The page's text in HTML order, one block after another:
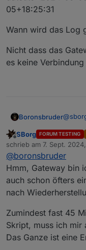
05+18:25:31
Wann wird das Log
Nicht dass das
es keine
Boronsbruder@
Mir ist
Daten
Wann
Nicht
hatte?
Offline
SBorg FORUM TESTING
schrieb am 7. Sept.
zuletzt editiert von
@boronsbruder
Hmm, Gateway bin
auch schon öfters
nach
Zumindest fast 45
Skript, muss ich mir
Das Ganze ist eine